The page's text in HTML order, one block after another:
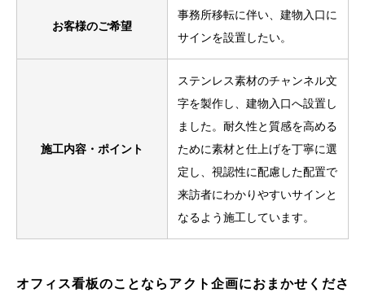
お客様のご希望
事務所移転に伴い、建物入口に
サインを設置したい。
施工内容・ポイント
ステンレス素材のチャンネル文
字を製作し、建物入口へ設置し
ました。耐久性と質感を高める
ために素材と仕上げを丁寧に選
定し、視認性に配慮した配置で
来訪者にわかりやすいサインと
なるよう施工しています。
オフィス看板のことならアクト企画におまかせくださ